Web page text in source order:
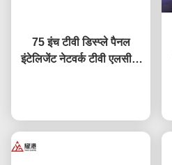
75 इंच टीवी डिस्प्ले पैनल
इंटेलिजेंट नेटवर्क टीवी एलसीडी